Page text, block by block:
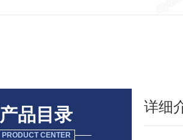
产品目录
PRODUCT CENTER
详细